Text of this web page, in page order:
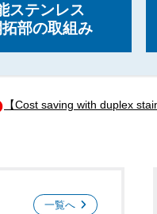
ステンレス
部の取組み
【Cost saving with duplex
一覧へ